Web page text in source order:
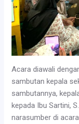
Acara diawali
sambutan kepala
sambutannya,
kepada Ibu Sartini,
narasumber di